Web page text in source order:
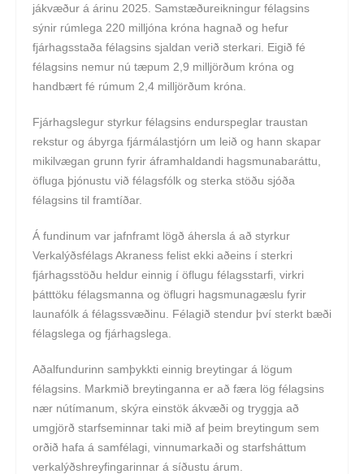
jákvæður á árinu 2025. Samstæðureikningur félagsins
sýnir rúmlega 220 milljóna króna hagnað og hefur
fjárhagsstaða félagsins sjaldan verið sterkari. Eigið fé
félagsins nemur nú tæpum 2,9 milljörðum króna og
handbært fé rúmum 2,4 milljörðum króna.
Fjárhagslegur styrkur félagsins endurspeglar traustan
rekstur og ábyrga fjármálastjórn um leið og hann skapar
mikilvægan grunn fyrir áframhaldandi hagsmunabaráttu,
öfluga þjónustu við félagsfólk og sterka stöðu sjóða
félagsins til framtíðar.
Á fundinum var jafnframt lögð áhersla á að styrkur
Verkalýðsfélags Akraness felist ekki aðeins í sterkri
fjárhagsstöðu heldur einnig í öflugu félagsstarfi, virkri
þátttöku félagsmanna og öflugri hagsmunagæslu fyrir
launafólk á félagssvæðinu. Félagið stendur því sterkt bæði
félagslega og fjárhagslega.
Aðalfundurinn samþykkti einnig breytingar á lögum
félagsins. Markmið breytinganna er að færa lög félagsins
nær nútímanum, skýra einstök ákvæði og tryggja að
umgjörð starfseminnar taki mið af þeim breytingum sem
orðið hafa á samfélagi, vinnumarkaði og starfsháttum
verkalýðshreyfingarinnar á síðustu árum.